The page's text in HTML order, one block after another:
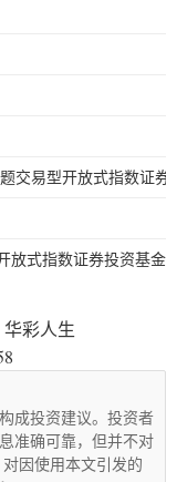
交易型开放式指数证券
放式指数证券投资基金
华彩人生
成投资建议。投资者
准确可靠，但并不对
因使用本文引发的